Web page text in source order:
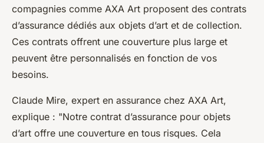
compagnies comme AXA Art proposent des contrats
d’assurance dédiés aux objets d’art et de collection.
Ces contrats offrent une couverture plus large et
peuvent être personnalisés en fonction de vos
besoins.
Claude Mire, expert en assurance chez AXA Art,
explique : "Notre contrat d’assurance pour objets
d’art offre une couverture en tous risques. Cela